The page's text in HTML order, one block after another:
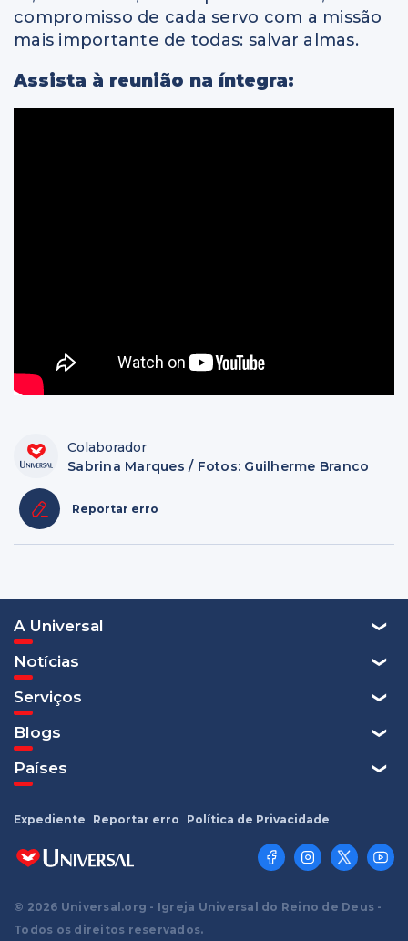
compromisso de cada servo com a missão
mais importante de todas: salvar almas.
Assista à reunião na íntegra:
Colaborador
Sabrina Marques / Fotos: Guilherme Branco
Reportar erro
A Universal
Notícias
Serviços
Blogs
Países
© 2026 Universal.org - Igreja Universal do Reino de Deus -
Todos os direitos reservados.
Expediente Reportar erro Política de Privacidade